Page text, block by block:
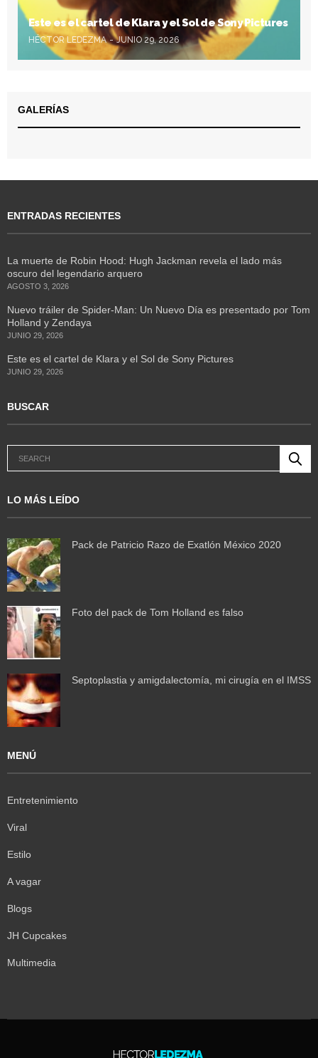
Este es el cartel de Klara y el Sol de Sony Pictures
HÉCTOR LEDEZMA JUNIO 29, 2026
GALERÍAS
ENTRADAS RECIENTES
La muerte de Robin Hood: Hugh Jackman revela el lado más
oscuro del legendario arquero
AGOSTO 3, 2026
Nuevo tráiler de Spider-Man: Un Nuevo Día es presentado por Tom
Holland y Zendaya
JUNIO 29, 2026
Este es el cartel de Klara y el Sol de Sony Pictures
JUNIO 29, 2026
BUSCAR
LO MÁS LEÍDO
Pack de Patricio Razo de Exatlón México 2020
Foto del pack de Tom Holland es falso
Septoplastia y amigdalectomía, mi cirugía en el IMSS
MENÚ
Entretenimiento
Viral
Estilo
A vagar
Blogs
JH Cupcakes
Multimedia